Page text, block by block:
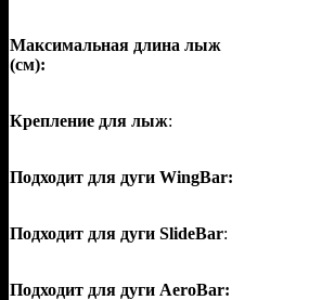
Максимальная длина лыж
(см):
Крепление для лыж:
Подходит для дуги WingBar:
Подходит для дуги SlideBar:
Подходит для дуги AeroBar: